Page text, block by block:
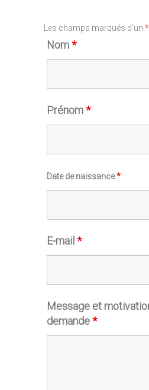
Les champs marqués d’un *
Nom*
Prénom*
Date de naissance*
E-mail *
Message et
demande*